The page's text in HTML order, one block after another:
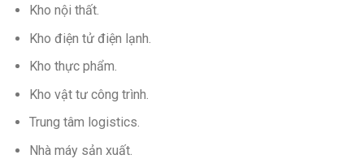
Kho nội thất.
Kho điện tử điện lạnh.
Kho thực phẩm.
Kho vật tư công trình.
Trung tâm logistics.
Nhà máy sản xuất.